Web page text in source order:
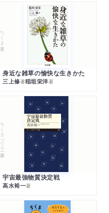
ちくま文庫
身近な雑草の愉快な生きかた
三上修著稲垣栄洋著
ちくまプリマー新書
宇宙最強物質決定戦
高水裕一著